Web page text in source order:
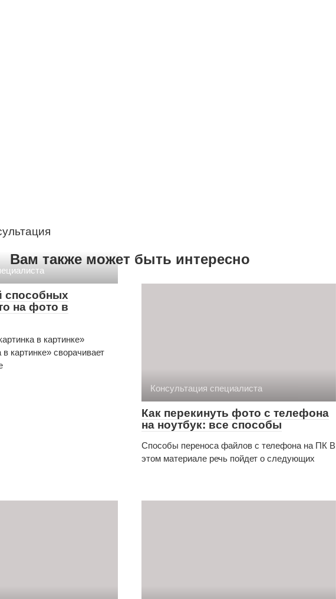
Вам также может быть интересно
способных
на фото в
в картинке»
картинке» сворачивает
Консультация специалиста
Как перекинуть фото с телефона
на ноутбук: все способы
Способы переноса файлов с телефона на ПК В
этом материале речь пойдет о следующих